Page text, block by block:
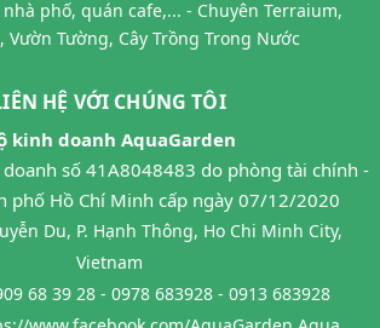
phố, quán cafe,... - Chuyên Terraium,
Vườn Tường, Cây Trồng Trong Nước
HỆ VỚI CHÚNG TÔI
kinh doanh AquaGarden
số 41A8048483 do phòng tài chính -
phố Hồ Chí Minh cấp ngày 07/12/2020
Du, P. Hạnh Thông, Ho Chi Minh City,
Vietnam
68 39 28 - 0978 683928 - 0913 683928